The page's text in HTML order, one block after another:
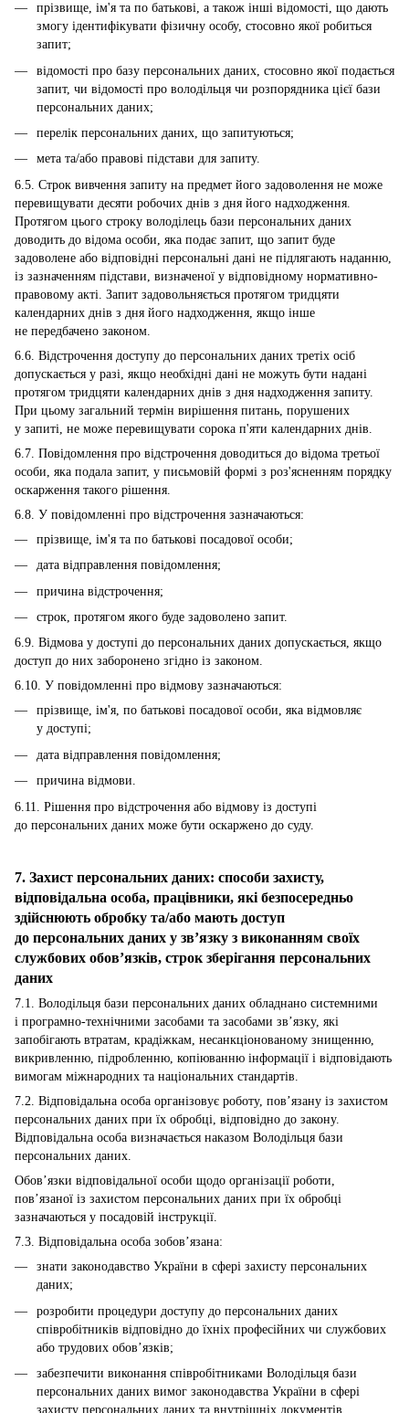
прізвище, ім'я та по батькові, а також інші відомості, що дають
змогу ідентифікувати фізичну особу, стосовно якої робиться
запит;
відомості про базу персональних даних, стосовно якої подається
запит, чи відомості про володільця чи розпорядника цієї бази
персональних даних;
перелік персональних даних, що запитуються;
мета та/або правові підстави для запиту.
6.5. Строк вивчення запиту на предмет його задоволення не може
перевищувати десяти робочих днів з дня його надходження.
Протягом цього строку володілець бази персональних даних
доводить до відома особи, яка подає запит, що запит буде
задоволене або відповідні персональні дані не підлягають наданню,
із зазначенням підстави, визначеної у відповідному нормативно-
правовому акті. Запит задовольняється протягом тридцяти
календарних днів з дня його надходження, якщо інше
не передбачено законом.
6.6. Відстрочення доступу до персональних даних третіх осіб
допускається у разі, якщо необхідні дані не можуть бути надані
протягом тридцяти календарних днів з дня надходження запиту.
При цьому загальний термін вирішення питань, порушених
у запиті, не може перевищувати сорока п'яти календарних днів.
6.7. Повідомлення про відстрочення доводиться до відома третьої
особи, яка подала запит, у письмовій формі з роз'ясненням порядку
оскарження такого рішення.
6.8. У повідомленні про відстрочення зазначаються:
прізвище, ім'я та по батькові посадової особи;
дата відправлення повідомлення;
причина відстрочення;
строк, протягом якого буде задоволено запит.
6.9. Відмова у доступі до персональних даних допускається, якщо
доступ до них заборонено згідно із законом.
6.10. У повідомленні про відмову зазначаються:
прізвище, ім'я, по батькові посадової особи, яка відмовляє
у доступі;
дата відправлення повідомлення;
причина відмови.
6.11. Рішення про відстрочення або відмову із доступі
до персональних даних може бути оскаржено до суду.
7. Захист персональних даних: способи захисту,
відповідальна особа, працівники, які безпосередньо
здійснюють обробку та/або мають доступ
до персональних даних у зв’язку з виконанням своїх
службових обов’язків, строк зберігання персональних
даних
7.1. Володільця бази персональних даних обладнано системними
і програмно-технічними засобами та засобами зв’язку, які
запобігають втратам, крадіжкам, несанкціонованому знищенню,
викривленню, підробленню, копіюванню інформації і відповідають
вимогам міжнародних та національних стандартів.
7.2. Відповідальна особа організовує роботу, пов’язану із захистом
персональних даних при їх обробці, відповідно до закону.
Відповідальна особа визначається наказом Володільця бази
персональних даних.
Обов’язки відповідальної особи щодо організації роботи,
пов’язаної із захистом персональних даних при їх обробці
зазначаються у посадовій інструкції.
7.3. Відповідальна особа зобов’язана:
знати законодавство України в сфері захисту персональних
даних;
розробити процедури доступу до персональних даних
співробітників відповідно до їхніх професійних чи службових
або трудових обов’язків;
забезпечити виконання співробітниками Володільця бази
персональних даних вимог законодавства України в сфері
захисту персональних даних та внутрішніх документів,